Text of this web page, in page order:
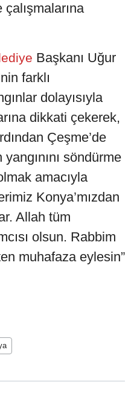
çalışmalarına
Başkanı Uğur
farklı
dolayısıyla
dikkati çekerek,
Çeşme’de
söndürme
amacıyla
Konya’mızdan
Allah tüm
olsun. Rabbim
muhafaza eylesin”